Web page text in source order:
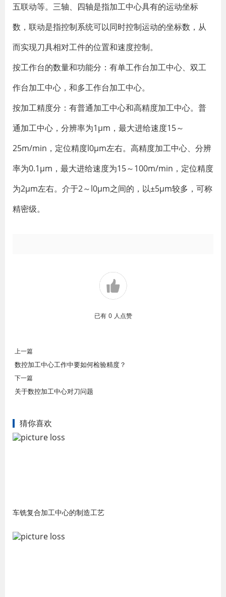
五联动等。三轴、四轴是指加工中心具有的运动坐标
数，联动是指控制系统可以同时控制运动的坐标数，从
而实现刀具相对工件的位置和速度控制。
按工作台的数量和功能分：有单工作台加工中心、双工
作台加工中心，和多工作台加工中心。
按加工精度分：有普通加工中心和高精度加工中心。普
通加工中心，分辨率为1μm，最大进给速度15～
25m/min，定位精度l0μm左右。高精度加工中心、分辨
率为0.1μm，最大进给速度为15～100m/min，定位精度
为2μm左右。介于2～l0μm之间的，以±5μm较多，可称
精密级。
已有 0 人点赞
上一篇
数控加工中心工作中要如何检验精度？
下一篇
关于数控加工中心对刀问题
猜你喜欢
车铣复合加工中心的制造工艺